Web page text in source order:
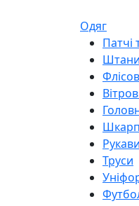
Одяг
Патчі
Штани
Труси